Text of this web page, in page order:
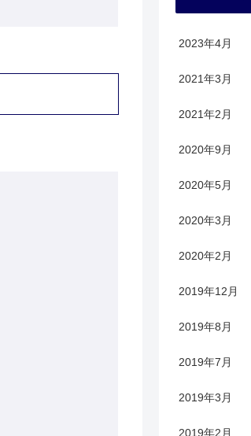
2023年4月
2021年3月
2021年2月
2020年9月
2020年5月
2020年3月
2020年2月
2019年12月
2019年8月
2019年7月
2019年3月
2019年2月